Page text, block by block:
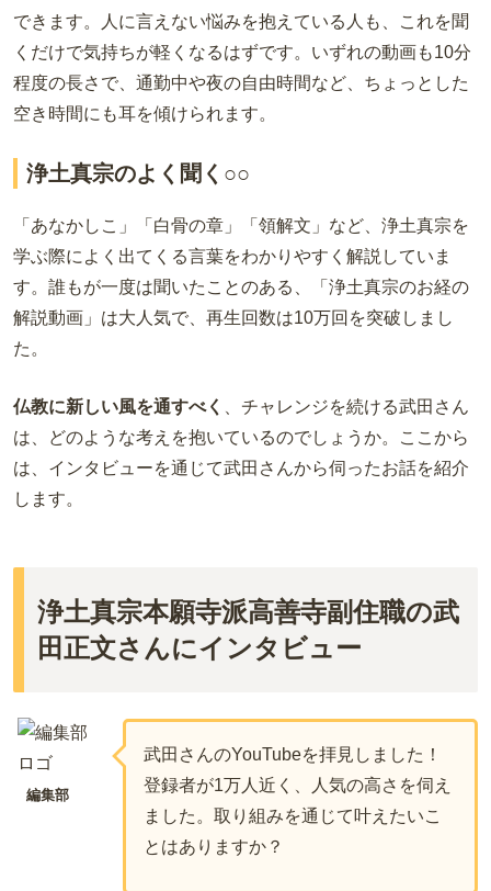
できます。人に言えない悩みを抱えている人も、これを聞
くだけで気持ちが軽くなるはずです。いずれの動画も10分
程度の長さで、通勤中や夜の自由時間など、ちょっとした
空き時間にも耳を傾けられます。
浄土真宗のよく聞く○○
「あなかしこ」「白骨の章」「領解文」など、浄土真宗を
学ぶ際によく出てくる言葉をわかりやすく解説していま
す。誰もが一度は聞いたことのある、「浄土真宗のお経の
解説動画」は大人気で、再生回数は10万回を突破しまし
た。
仏教に新しい風を通すべく
、チャレンジを続ける武田さん
は、どのような考えを抱いているのでしょうか。ここから
は、インタビューを通じて武田さんから伺ったお話を紹介
します。
浄土真宗本願寺派高善寺副住職の武
田正文さんにインタビュー
編集部
武田さんのYouTubeを拝見しました！
登録者が1万人近く、人気の高さを伺え
ました。取り組みを通じて叶えたいこ
とはありますか？